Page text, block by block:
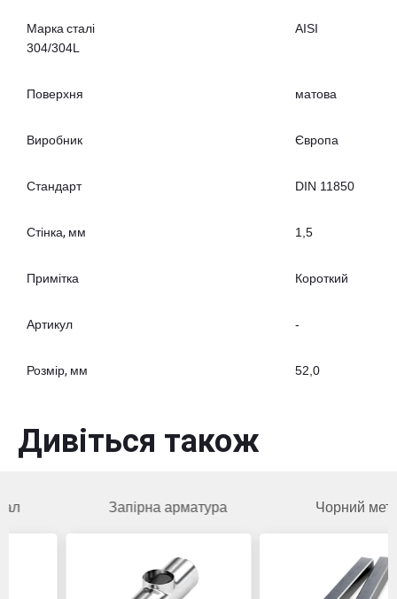
Марка сталі
AISI
304/304L
Поверхня матова
Виробник Європа
Стандарт DIN 11850
Стінка, мм 1,5
Примітка Короткий
Артикул -
Розмір, мм 52,0
Дивіться також
Запірна арматура Чорний метал